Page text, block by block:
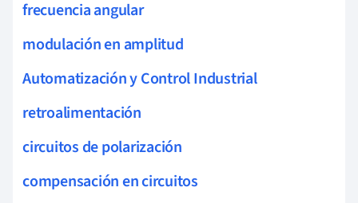
frecuencia angular
modulación en amplitud
Automatización y Control Industrial
retroalimentación
circuitos de polarización
compensación en circuitos